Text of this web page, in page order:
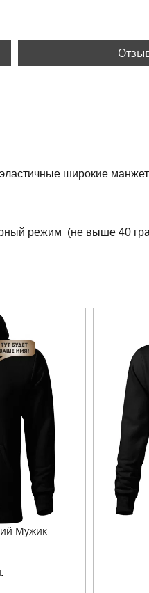
широкие
режим (не выше 40
Мужик